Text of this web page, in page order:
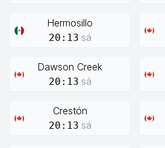
Hermosillo
20:13 sá
Dawson Creek
20:13 sá
Crestón
20:13 sá